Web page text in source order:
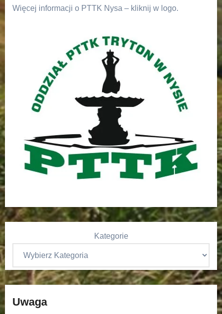
Więcej informacji o PTTK Nysa – kliknij w logo.
Kategorie
Uwaga